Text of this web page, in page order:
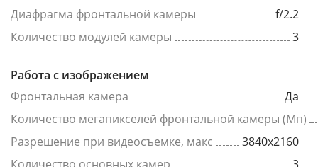
Диафрагма фронтальной камеры
f/2.2
Количество модулей камеры
3
Работа с изображением
Фронтальная камера
Да
Количество мегапикселей фронтальной камеры (Мп)
Разрешение при видеосъемке, макс
3840x2160